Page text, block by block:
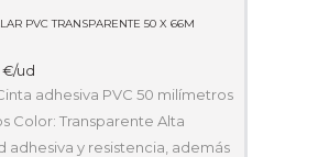
PVC TRANSPARENTE 50 X 66M
€/ud
adhesiva PVC 50 milímetros
Color: Transparente Alta
adhesiva y resistencia, además